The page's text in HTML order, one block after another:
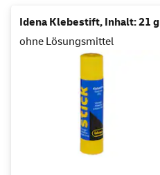
Idena Klebestift, Inhalt: 21 g
ohne Lösungsmittel